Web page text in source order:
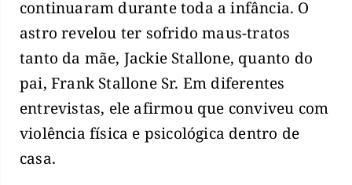
continuaram durante toda a infância. O
astro revelou ter sofrido maus-tratos
tanto da mãe, Jackie Stallone, quanto do
pai, Frank Stallone Sr. Em diferentes
entrevistas, ele afirmou que conviveu com
violência física e psicológica dentro de
casa.